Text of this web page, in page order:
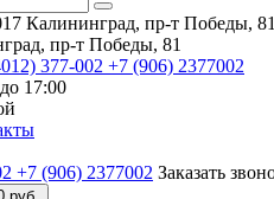
Калининград,​ пр-т Победы, 81
пр-т Победы, 81
377-002 +7 (906) 2377002
17:00
+7 (906) 2377002 Заказать